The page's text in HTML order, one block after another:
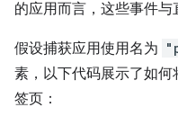
的应用而言，这些事件与
假设捕获应用使用名为
素，以下代码展示了如
签页：